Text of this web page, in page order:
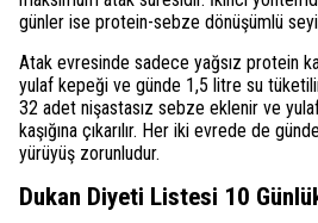
günler ise protein-sebze dönüşümlü
Atak evresinde sadece yağsız protein
yulaf kepeği ve günde 1,5 litre su
32 adet nişastasız sebze eklenir ve
kaşığına çıkarılır. Her iki evrede de
yürüyüş zorunludur.
Dukan Diyeti Listesi 10